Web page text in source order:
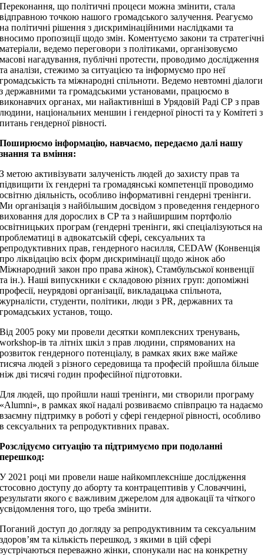
Переконання, що політичні процеси можна змінити, стала
відправною точкою нашого громадського залучення. Реагуємо
на політичні рішення з дискримінаційними наслідками та
вносимо пропозиції щодо змін. Коментуємо закони та стратегічні
матеріали, ведемо переговори з політиками, організовуємо
масові нагадування, публічні протести, проводимо дослідження
та аналізи, стежимо за ситуацією та інформуємо про неї
громадськість та міжнародні спільноти. Ведемо невтомні діалоги
з державними та громадськими установами, працюємо в
виконавчих органах, ми найактивніші в Урядовій Раді СР з прав
людини, національних меншин і гендерної ріності та у Комітеті з
питань гендерної рівності.
Поширюємо інформацію, навчаємо, передаємо далі нашу
знання та вміння:
З метою активізувати залученість людей до захисту прав та
підвищити їх гендерні та громадянські компетенції проводимо
освітню діяльність, особливо інформативні гендерні тренінги.
Ми організація з найбільшим досвідом з проведення гендерного
виховання для дорослих в СР та з найширшим портфоліо
освітницьких програм (гендерні тренінги, які спеціалізуються на
проблематиці в адвокатській сфері, сексуальних та
репродуктивних прав, гендерного насилля, CEDAW (Конвенція
про ліквідацію всіх форм дискримінації щодо жінок або
Міжнародний закон про права жінок), Стамбульської конвенції
та ін.). Наші випускники є складовою різних груп: допоміжні
професії, неурядові організації, викладацька спільнота,
журналісти, студенти, політики, люди з PR, державних та
громадських установ, тощо.
Від 2005 року ми провели десятки комплексних тренувань,
workshop-ів та літніх шкіл з прав людини, спрямованих на
розвиток гендерного потенціалу, в рамках яких вже майже
тисяча людей з різного середовища та професій пройшла більше
ніж дві тисячі годин професійної підготовки.
Для людей, що пройшли наші тренінги, ми створили програму
«Alumni», в рамках якої надалі розвиваємо співпрацю та надаємо
взаємну підтримку в роботі у сфері гендерної рівності, особливо
в сексуальних та репродуктивних правах.
Розслідуємо ситуацію та підтримуємо при подоланні
перешкод:
У 2021 році ми провели наше найкомплексніше дослідження
стосовно доступу до аборту та контрацептивів у Словаччині,
результати якого є важливим джерелом для адвокації та чіткого
усвідомлення того, що треба змінити.
Поганий доступ до догляду за репродуктивним та сексуальним
здоров’ям та кількість перешкод, з якими в цій сфері
зустрічаються переважно жінки, спонукали нас на конкретну